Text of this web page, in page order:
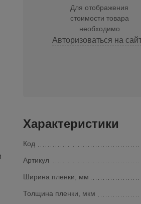
Для отображения
стоимости товара
необходимо
Авторизоваться на
Характеристики
Код
Артикул
Ширина пленки, мм
Толщина пленки, мкм